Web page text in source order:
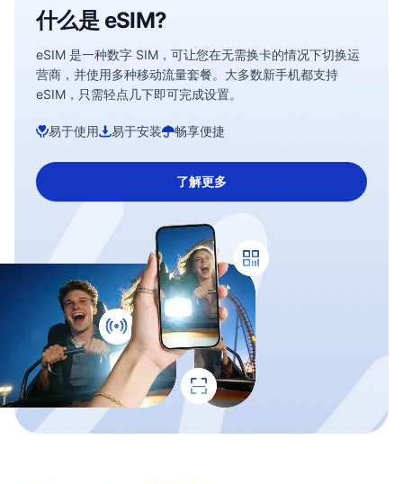
什么是 eSIM?
eSIM 是一种数字 SIM，可让您在无需换卡的情况下切换运
营商，并使用多种移动流量套餐。大多数新手机都支持
eSIM，只需轻点几下即可完成设置。
易于使用 易于安装 畅享便捷
了解更多